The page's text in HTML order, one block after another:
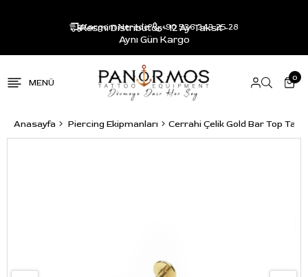
Resmi Distribütör - 12 Ay Taksit -
Aynı Gün Kargo
Kargom Nerede? +90 536 343 25 28
0
Anasayfa Piercing Ekipmanları